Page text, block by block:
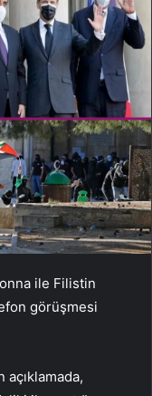
ile Filistin
görüşmesi
açıklamada,